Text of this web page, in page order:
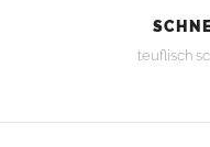
teuflisch